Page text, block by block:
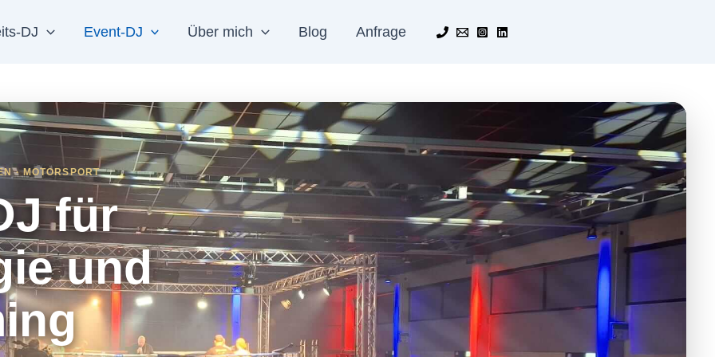
DJ Event-DJ Über mich Blog Anfrage
· MOTORSPORT
für
und